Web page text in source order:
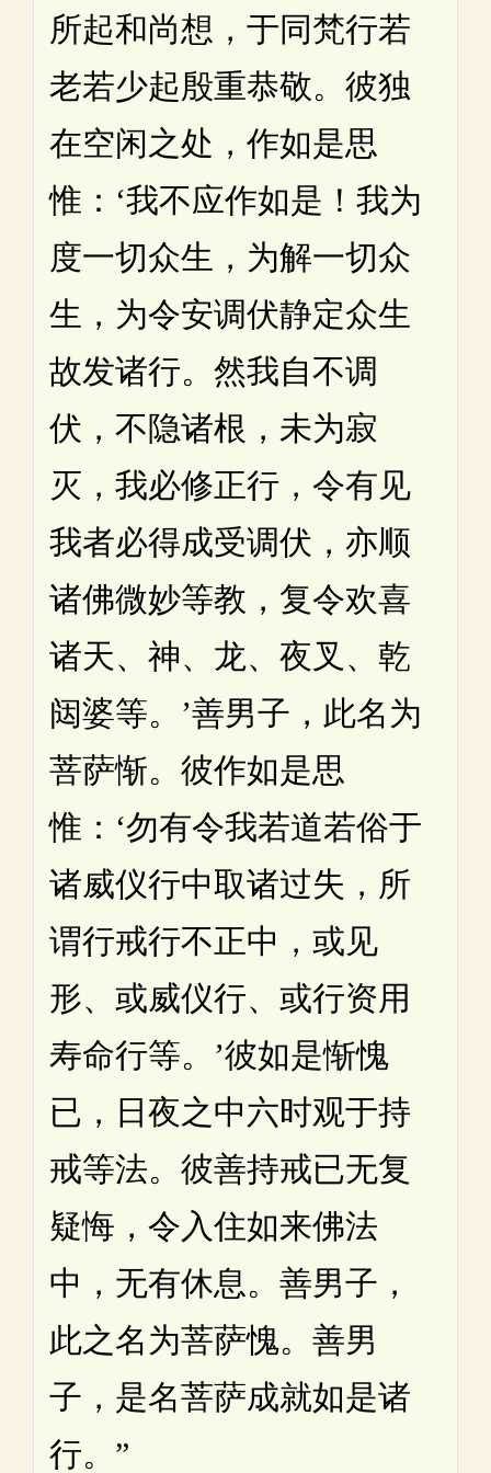
所起和尚想，于同梵行若
老若少起殷重恭敬。彼独
在空闲之处，作如是思
惟：‘我不应作如是！我为
度一切众生，为解一切众
生，为令安调伏静定众生
故发诸行。然我自不调
伏，不隐诸根，未为寂
灭，我必修正行，令有见
我者必得成受调伏，亦顺
诸佛微妙等教，复令欢喜
诸天、神、龙、夜叉、乾
闼婆等。’善男子，此名为
菩萨惭。彼作如是思
惟：‘勿有令我若道若俗于
诸威仪行中取诸过失，所
谓行戒行不正中，或见
形、或威仪行、或行资用
寿命行等。’彼如是惭愧
已，日夜之中六时观于持
戒等法。彼善持戒已无复
疑悔，令入住如来佛法
中，无有休息。善男子，
此之名为菩萨愧。善男
子，是名菩萨成就如是诸
行。”